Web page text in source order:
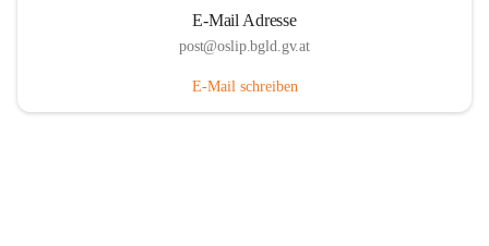
E-Mail Adresse
post@oslip.bgld.gv.at
E-Mail schreiben